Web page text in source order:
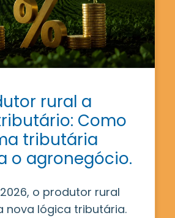
rural a
Como
tributária
o agronegócio.
o produtor rural
nova lógica tributária.